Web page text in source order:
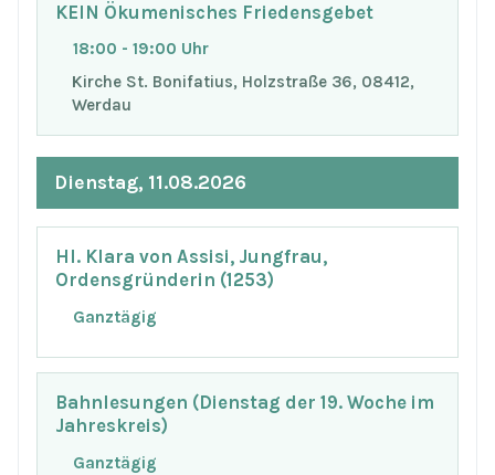
KEIN Ökumenisches Friedensgebet
18:00 - 19:00 Uhr
Kirche St. Bonifatius, Holzstraße 36, 08412,
Werdau
Dienstag, 11.08.2026
Hl. Klara von Assisi, Jungfrau,
Ordensgründerin (1253)
Ganztägig
Bahnlesungen (Dienstag der 19. Woche im
Jahreskreis)
Ganztägig